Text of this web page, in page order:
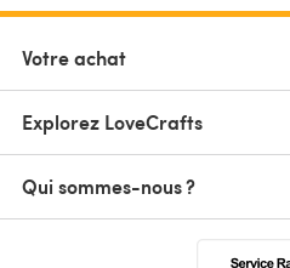
Votre achat
Explorez LoveCrafts
Qui sommes-nous ?